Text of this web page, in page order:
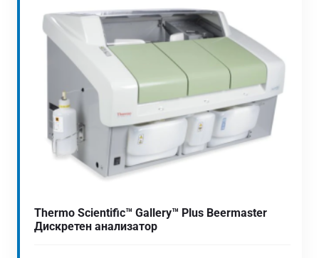
Thermo Scientific™ Gallery™ Plus Beermaster
Дискретен анализатор